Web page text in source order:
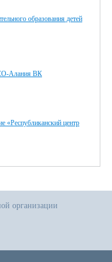
образования детей
Алания ВК
«Республиканский центр
организации